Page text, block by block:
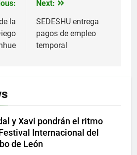
la
Next:
SEDESHU entrega
pagos de empleo
temporal
y Xavi pondrán el ritmo
Internacional del
de León